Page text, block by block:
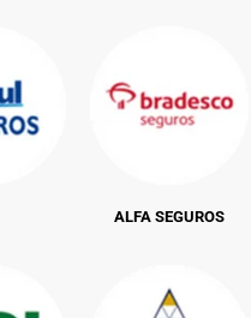
ALFA SEGUROS